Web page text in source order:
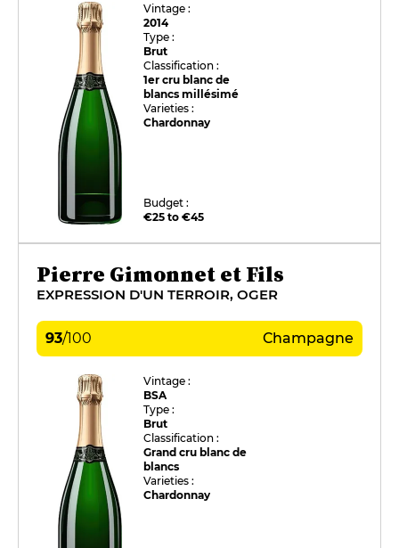
Vintage :
2014
Type :
Brut
Classification :
1er cru blanc de
blancs millésimé
Varieties :
Chardonnay
Budget :
€25 to €45
Pierre Gimonnet et Fils
EXPRESSION D'UN TERROIR, OGER
93/100 Champagne
Vintage :
BSA
Type :
Brut
Classification :
Grand cru blanc de
blancs
Varieties :
Chardonnay